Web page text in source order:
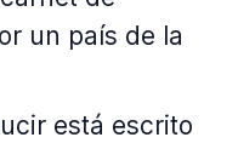
un país de la
está escrito